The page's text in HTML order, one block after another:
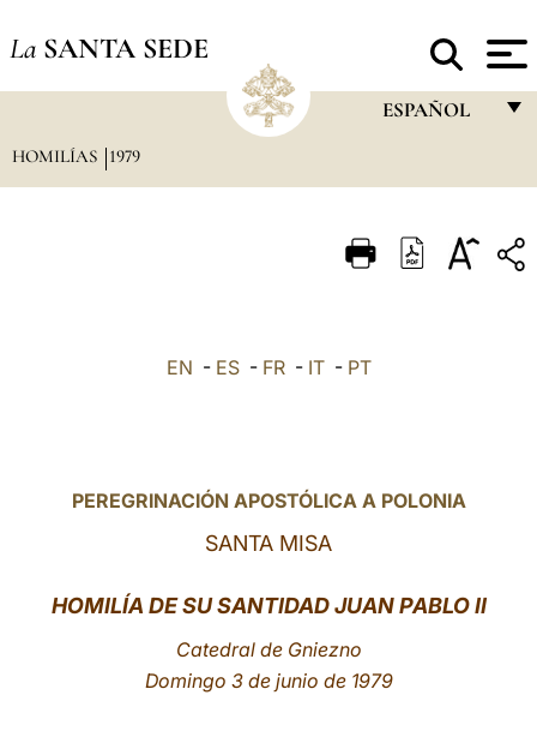
La SANTA SEDE
ESPAÑOL
ITALIANO
HOMILÍAS 1979
EN - ES- FR- IT- PT
PEREGRINACIÓN APOSTÓLICA A POLONIA
SANTA MISA
HOMILÍA DE SU SANTIDAD JUAN PABLO II
Catedral de Gniezno
Domingo 3 de junio de 1979